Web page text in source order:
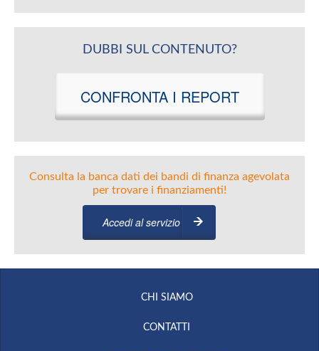
DUBBI SUL CONTENUTO?
CONFRONTA I REPORT
Consulta la banca dati dei bandi di finanza agevolata
per trovare i finanziamenti!
Accedi al servizio
CHI SIAMO
CONTATTI